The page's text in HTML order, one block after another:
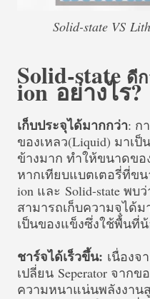
Solid-state VS
Solid-state ดี
ion อย่างไร?
เก็บประจุได้มากกว่า: ก
ของเหลว(Liquid) มาเ
ข้างมาก ทำให้ขนาดข
หากเทียบแบตเตอรี่ที่ข
ion และ Solid-state พบ
สามารถเก็บความจุได้ม
เป็นของแข็งซึ่งใช้พื้นที่
ชาร์จได้เร็วขึ้น: เนื่องจ
เปลี่ยน Seperator จาก
ความหนาแน่นพลังงาน